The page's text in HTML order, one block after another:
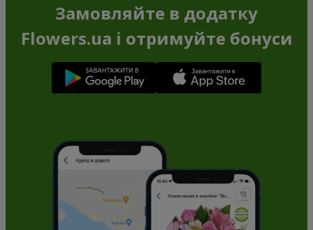
Замовляйте в додатку
Flowers.ua і отримуйте бонуси